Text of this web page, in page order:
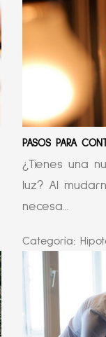
PASOS PARA
¿Tienes una
luz? Al
necesa...
Categoría: